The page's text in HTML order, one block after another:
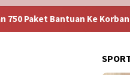
Ke Korban Banjir